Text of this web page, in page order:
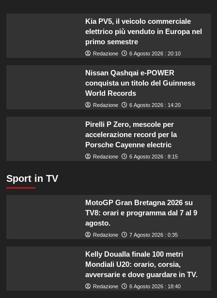
Kia PV5, il veicolo commerciale
elettrico più venduto in Europa nel
primo semestre
Redazione 6 Agosto 2026 : 20:10
Nissan Qashqai e-POWER
conquista un titolo del Guinness
World Records
Redazione 6 Agosto 2026 : 14:20
Pirelli P Zero, mescole per
accelerazione record per la
Porsche Cayenne electric
Redazione 6 Agosto 2026 : 8:15
Sport in TV
MotoGP Gran Bretagna 2026 su
TV8: orari e programma dal 7 al 9
agosto.
Redazione 7 Agosto 2026 : 0:35
Kelly Doualla finale 100 metri
Mondiali U20: orario, corsia,
avversarie e dove guardare in TV.
Redazione 6 Agosto 2026 : 18:40